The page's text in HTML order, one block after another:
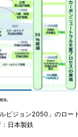
ビジョン2050」のロー
日本製鉄